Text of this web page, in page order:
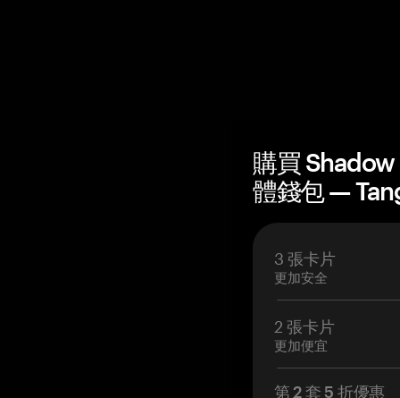
購買
體錢包 —
3 張卡片
更加安全
2 張卡片
更加便宜
第 2 套 5 折優惠